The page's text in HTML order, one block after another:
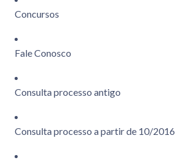
Concursos
Fale Conosco
Consulta processo antigo
Consulta processo a partir de 10/2016